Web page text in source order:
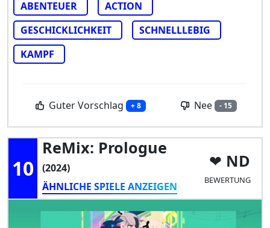
ABENTEUER
ACTION
GESCHICKLICHKEIT
SCHNELLLEBIG
KAMPF
Guter Vorschlag + 8 Nee - 15
10
ReMix: Prologue
(2024)
ÄHNLICHE SPIELE ANZEIGEN
ND
BEWERTUNG